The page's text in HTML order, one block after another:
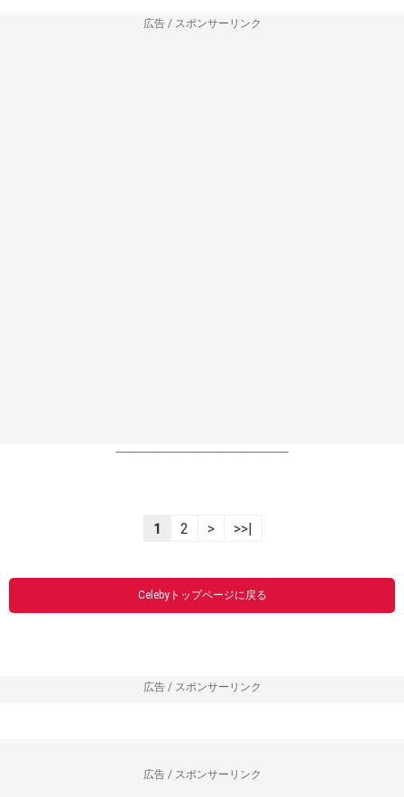
広告 / スポンサーリンク
----------------------------------------------------------------
1 2 > >>|
Celebyトップページに戻る
広告 / スポンサーリンク
広告 / スポンサーリンク